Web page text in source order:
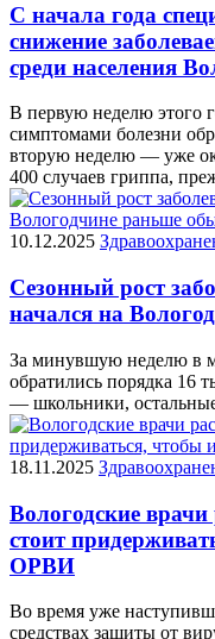
С начала года
снижение
среди населения
В первую неделю этого
симптомами болезни
вторую неделю — уже
400 случаев гриппа,
10.12.2025
Сезонный рост
начался на
За минувшую неделю в
обратились порядка 16
— школьники,
18.11.2025
Вологодские
стоит
ОРВИ
Во время уже
средствах защиты от